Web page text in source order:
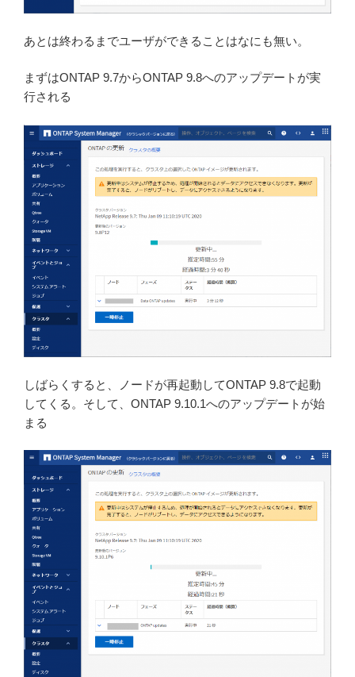
あとは終わるまでユーザができることはなにも無い。
まずはONTAP 9.7からONTAP 9.8へのアップデートが実
行される
しばらくすると、ノードが再起動してONTAP 9.8で起動
してくる。そして、ONTAP 9.10.1へのアップデートが始
まる